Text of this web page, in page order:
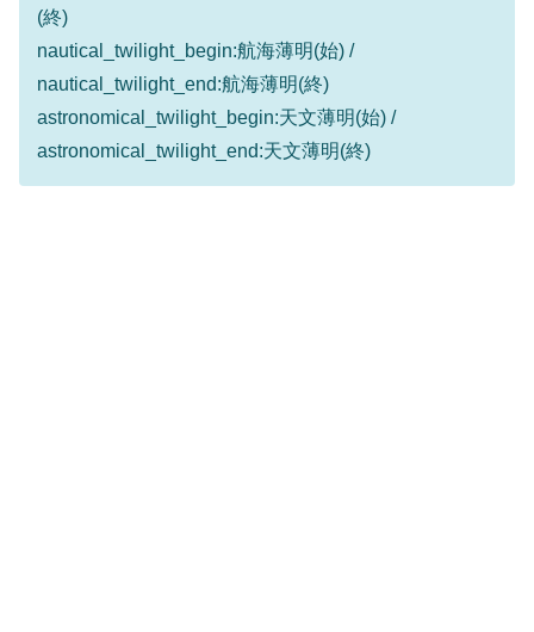
(終)
nautical_twilight_begin:航海薄明(始) /
nautical_twilight_end:航海薄明(終)
astronomical_twilight_begin:天文薄明(始) /
astronomical_twilight_end:天文薄明(終)